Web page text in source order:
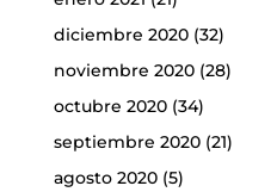
diciembre 2020(32)
noviembre 2020(28)
octubre 2020(34)
septiembre 2020(21)
agosto 2020(5)